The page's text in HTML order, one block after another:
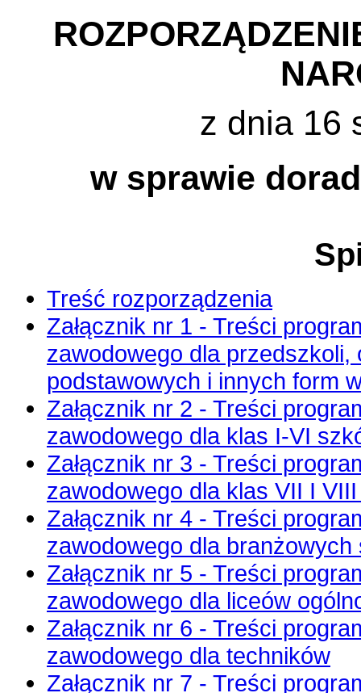
z dnia 16
w sprawie
Treść rozporządzenia
Załącznik nr 1 - Treści
zawodowego dla przedszkoli,
podstawowych i innych form
Załącznik nr 2 - Treści
zawodowego dla klas I-VI
Załącznik nr 3 - Treści
zawodowego dla klas VII I
Załącznik nr 4 - Treści
zawodowego dla branżowych
Załącznik nr 5 - Treści
zawodowego dla liceów
Załącznik nr 6 - Treści
zawodowego dla techników
Załącznik nr 7 - Treści